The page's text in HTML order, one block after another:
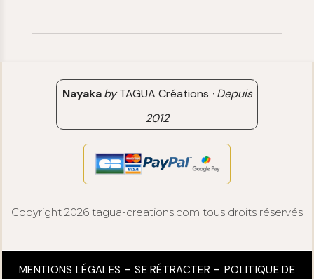
Nayaka byTAGUA Créations ·Depuis
2012
Copyright 2026 tagua-creations.com tous droits réservés
MENTIONS LÉGALES SE RÉTRACTER POLITIQUE DE